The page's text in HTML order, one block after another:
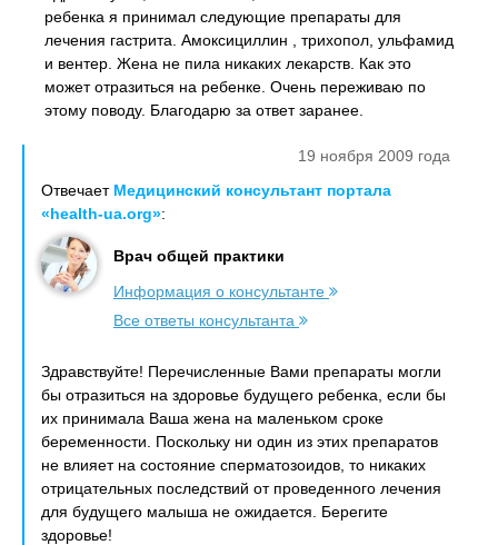
ребенка я принимал следующие препараты для
лечения гастрита. Амоксициллин , трихопол, ульфамид
и вентер. Жена не пила никаких лекарств. Как это
может отразиться на ребенке. Очень переживаю по
этому поводу. Благодарю за ответ заранее.
19 ноября 2009 года
Отвечает Медицинский консультант портала
«health-ua.org»:
Врач общей практики
Информация о консультанте
Все ответы консультанта
Здравствуйте! Перечисленные Вами препараты могли
бы отразиться на здоровье будущего ребенка, если бы
их принимала Ваша жена на маленьком сроке
беременности. Поскольку ни один из этих препаратов
не влияет на состояние сперматозоидов, то никаких
отрицательных последствий от проведенного лечения
для будущего малыша не ожидается. Берегите
здоровье!